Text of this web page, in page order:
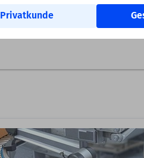
Privatkunde
Office‑ und